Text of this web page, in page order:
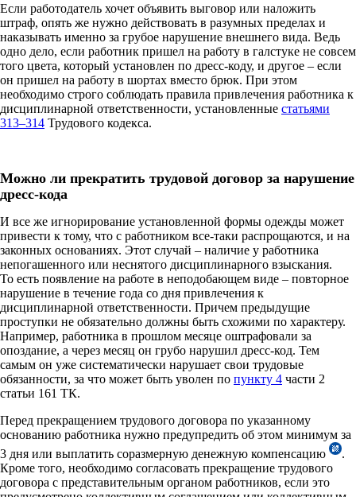
Если работодатель хочет объявить выговор или наложить
штраф, опять же нужно действовать в разумных пределах и
наказывать именно за грубое нарушение внешнего вида. Ведь
одно дело, если работник пришел на работу в галстуке не совсем
того цвета, который установлен по дресс-коду, и другое – если
он пришел на работу в шортах вместо брюк. При этом
необходимо строго соблюдать правила привлечения работника к
дисциплинарной ответственности, установленные статьями
313–314 Трудового кодекса.
Можно ли прекратить трудовой договор за нарушение
дресс-кода
И все же игнорирование установленной формы одежды может
привести к тому, что с работником все-таки распрощаются, и на
законных основаниях. Этот случай – наличие у работника
непогашенного или неснятого дисциплинарного взыскания.
То есть появление на работе в неподобающем виде – повторное
нарушение в течение года со дня привлечения к
дисциплинарной ответственности. Причем предыдущие
проступки не обязательно должны быть схожими по характеру.
Например, работника в прошлом месяце оштрафовали за
опоздание, а через месяц он грубо нарушил дресс-код. Тем
самым он уже систематически нарушает свои трудовые
обязанности, за что может быть уволен по пункту 4 части 2
статьи 161 ТК.
Перед прекращением трудового договора по указанному
основанию работника нужно предупредить об этом минимум за
3 дня или выплатить соразмерную денежную компенсацию
.
Кроме того, необходимо согласовать прекращение трудового
договора с представительным органом работников, если это